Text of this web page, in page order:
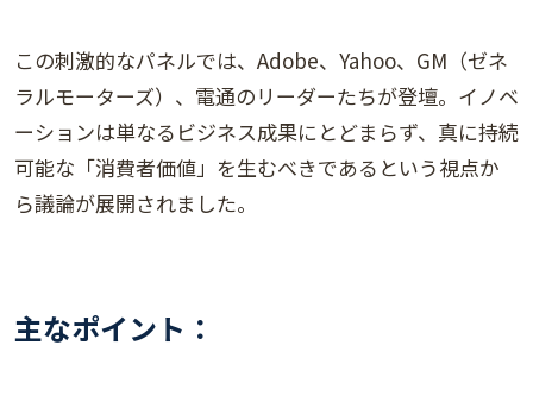
この刺激的なパネルでは、Adobe、Yahoo、GM（ゼネ
ラルモーターズ）、電通のリーダーたちが登壇。イノベ
ーションは単なるビジネス成果にとどまらず、真に持続
可能な「消費者価値」を生むべきであるという視点か
ら議論が展開されました。
主なポイント：